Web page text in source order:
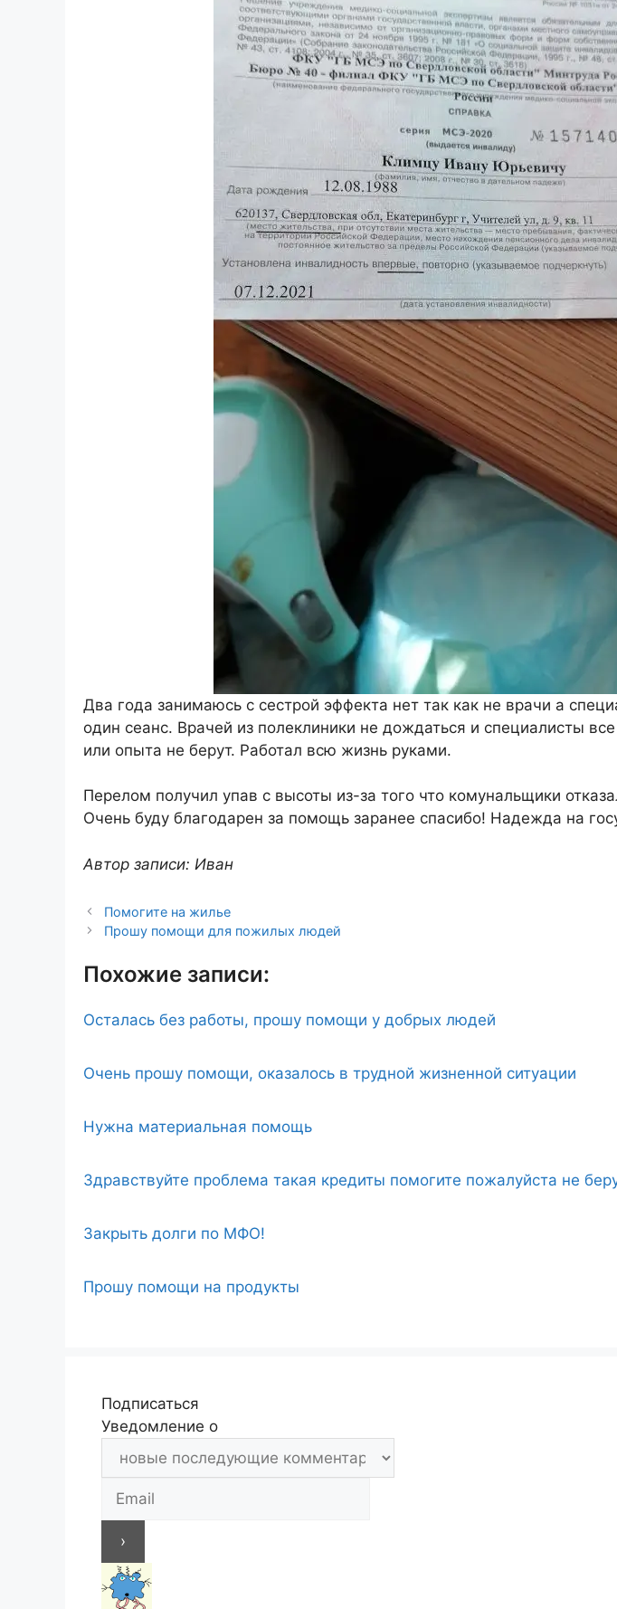
Два года занимаюсь с сестрой эффекта нет так как не врачи а
один сеанс. Врачей из полеклиники не дождаться и специалисты
или опыта не берут. Работал всю жизнь руками.
Перелом получил упав с высоты из-за того что комунальщики
Очень буду благодарен за помощь заранее спасибо! Надежда на
Автор записи: Иван
Помогите на жилье
Прошу помощи для пожилых людей
Похожие записи:
Осталась без работы, прошу помощи у добрых людей
Очень прошу помощи, оказалось в трудной жизненной ситуации
Нужна материальная помощь
Здравствуйте проблема такая кредиты помогите пожалуйста не
Закрыть долги по МФО!
Прошу помощи на продукты
Подписаться
Уведомление о